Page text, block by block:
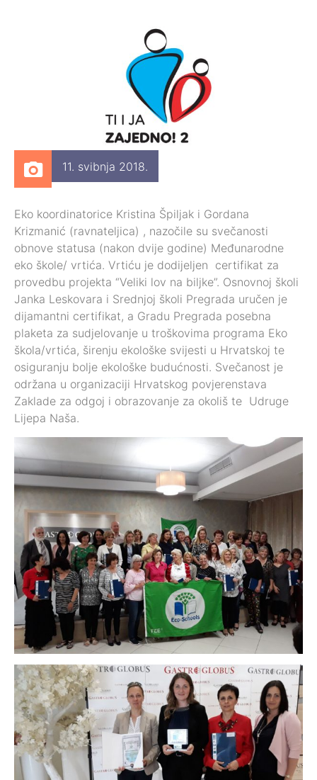
11. svibnja 2018.
Eko koordinatorice Kristina Špiljak i Gordana
Krizmanić (ravnateljica) , nazočile su svečanosti
obnove statusa (nakon dvije godine) Međunarodne
eko škole/ vrtića. Vrtiću je dodijeljen certifikat za
provedbu projekta “Veliki lov na biljke”. Osnovnoj školi
Janka Leskovara i Srednjoj školi Pregrada uručen je
dijamantni certifikat, a Gradu Pregrada posebna
plaketa za sudjelovanje u troškovima programa Eko
škola/vrtića, širenju ekološke svijesti u Hrvatskoj te
osiguranju bolje ekološke budućnosti. Svečanost je
održana u organizaciji Hrvatskog povjerenstava
Zaklade za odgoj i obrazovanje za okoliš te Udruge
Lijepa Naša.